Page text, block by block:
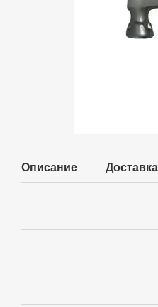
Описание Доставка